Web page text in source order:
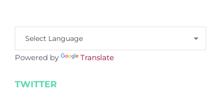
Powered by Translate
TWITTER